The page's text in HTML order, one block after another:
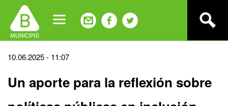
navigation
Back
top
10.06.2025 - 11:07
Un aporte para la reflexión sobre